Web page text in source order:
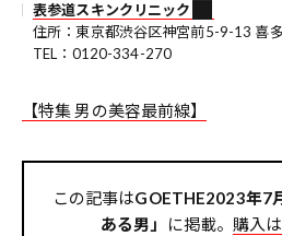
表参道スキンクリニック
住所：東京都渋谷区神宮前5-9-13 喜
TEL：0120-334-270
【特集 男の美容最前線】
この記事はGOETHE2023年7
ある男」
に掲載。 購入